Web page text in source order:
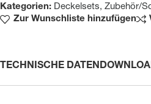
Kategorien: Deckelsets, Zubehör/
Zur Wunschliste hinzufügen
TECHNISCHE DATEN